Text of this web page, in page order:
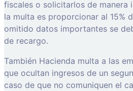
fiscales o solicitarlos de manera
la multa es proporcionar al 15%
omitido datos importantes se
de recargo.
También Hacienda multa a las
que ocultan ingresos de un
caso de que no comuniquen el